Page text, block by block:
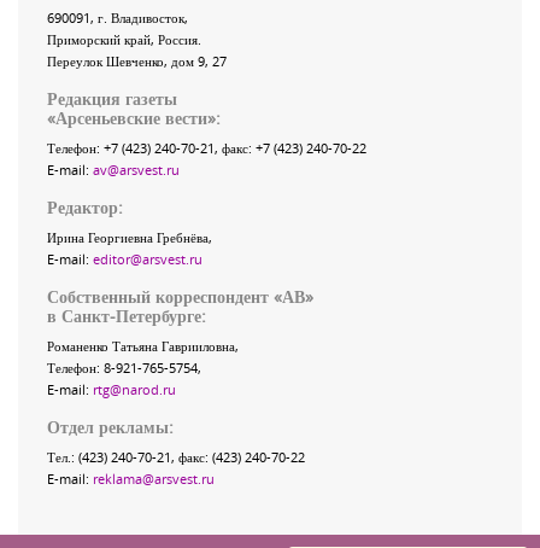
690091, г. Владивосток,
Приморский край, Россия
Переулок Шевченко, дом 9, 27
Редакция газеты
«Арсеньевские вести»:
Телефон: +7 (423) 240-70-21, факс: +7 (423) 240-70-22
E-mail: av@arsvest.ru
Редактор:
Ирина Георгиевна Гребнёва,
E-mail: editor@arsvest.ru
Собственный корреспондент «АВ»
в Санкт-Петербурге:
Романенко Татьяна Гаврииловна,
Телефон: 8-921-765-5754,
E-mail: rtg@narod.ru
Отдел рекламы:
Тел.: (423) 240-70-21, факс: (423) 240-70-22
E-mail: reklama@arsvest.ru